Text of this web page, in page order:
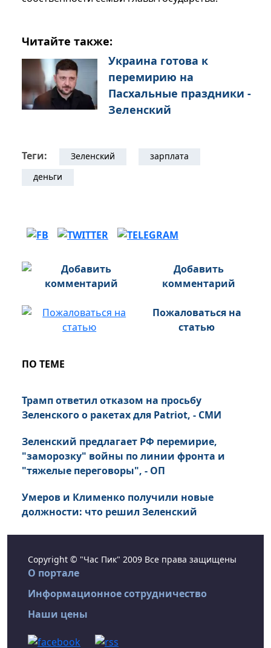
Читайте также:
Украина готова к
перемирию на
Пасхальные праздники -
Зеленский
Теги: Зеленский
зарплата
деньги
Добавить
комментарий
Пожаловаться на
статью
ПО ТЕМЕ
Трамп ответил отказом на просьбу
Зеленского о ракетах для Patriot, - СМИ
Зеленский предлагает РФ перемирие,
"заморозку" войны по линии фронта и
"тяжелые переговоры", - ОП
Умеров и Клименко получили новые
должности: что решил Зеленский
Copyright © "Час Пик" 2009 Все права защищены
О портале
Информационное сотрудничество
Наши цены